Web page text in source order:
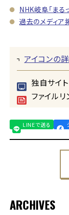
NHK岐阜「まる
過去のメディア
アイコンの
独自サイト
ファイルリ
LINEで送る
ARCHIVES